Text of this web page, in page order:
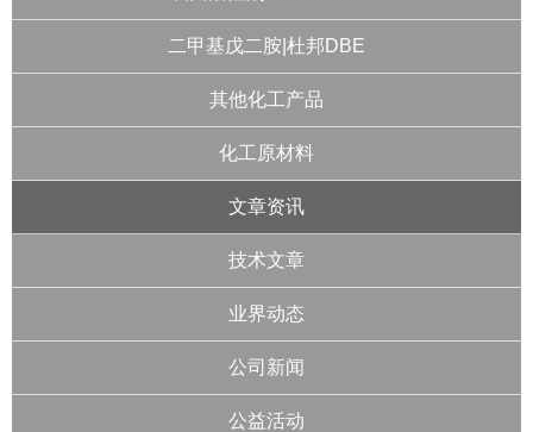
二甲基戊二胺|杜邦DBE
其他化工产品
化工原材料
文章资讯
技术文章
业界动态
公司新闻
公益活动